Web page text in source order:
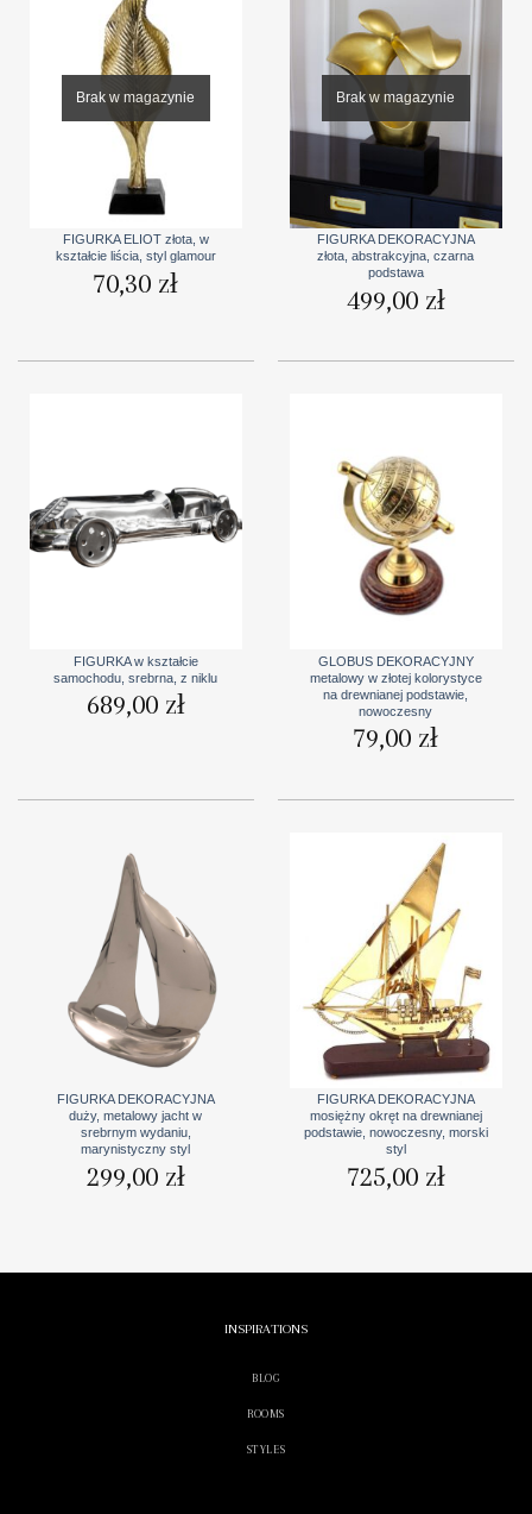
Brak w magazynie
FIGURKA ELIOT złota, w
kształcie liścia, styl glamour
70,30 zł
Brak w magazynie
FIGURKA DEKORACYJNA
złota, abstrakcyjna, czarna
podstawa
499,00 zł
FIGURKA w kształcie
samochodu, srebrna, z niklu
689,00 zł
GLOBUS DEKORACYJNY
metalowy w złotej kolorystyce
na drewnianej podstawie,
nowoczesny
79,00 zł
FIGURKA DEKORACYJNA
duży, metalowy jacht w
srebrnym wydaniu,
marynistyczny styl
299,00 zł
FIGURKA DEKORACYJNA
mosiężny okręt na drewnianej
podstawie, nowoczesny, morski
styl
725,00 zł
INSPIRATIONS
BLOG
ROOMS
STYLES